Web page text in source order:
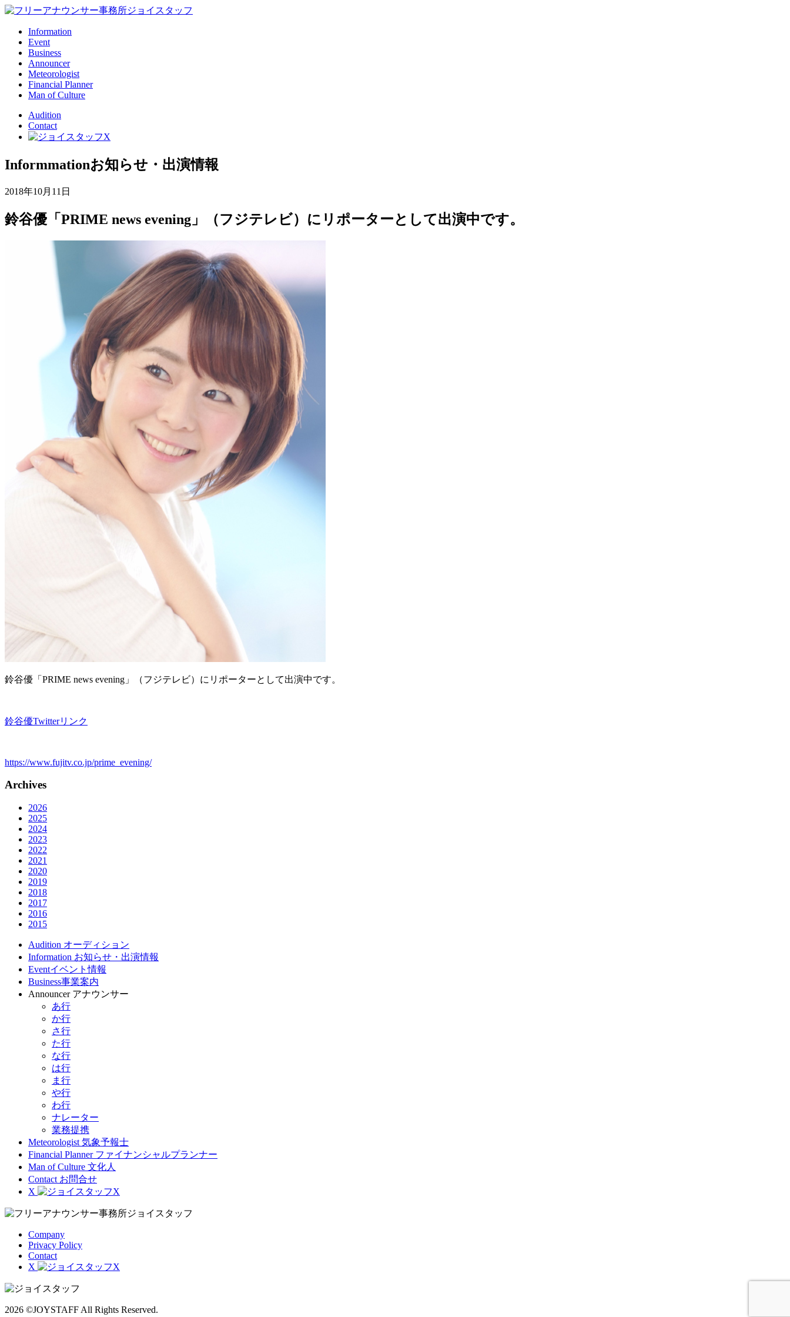
Information
Event
Business
Announcer
Meteorologist
Financial Planner
Man of Culture
Audition
Contact
Informmationお知らせ・出演情報
2018年10月11日
鈴谷優「PRIME news evening」（フジテレビ）にリポーターとして出演中です。
鈴谷優「PRIME news evening」（フジテレビ）にリポーターとして出演中です。
鈴谷優Twitterリンク
https://www.fujitv.co.jp/prime_evening/
Archives
2026
2025
2024
2023
2022
2021
2020
2019
2018
2017
2016
2015
Audition オーディション
Information お知らせ・出演情報
Eventイベント情報
Business事業案内
Announcer アナウンサー
あ行
か行
さ行
た行
な行
は行
ま行
や行
わ行
ナレーター
業務提携
Meteorologist 気象予報士
Financial Planner ファイナンシャルプランナー
Man of Culture 文化人
Contact お問合せ
X
Company
Privacy Policy
Contact
X
2026 ©JOYSTAFF All Rights Reserved.